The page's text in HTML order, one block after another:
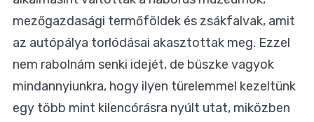
mezőgazdasági termőföldek és zsákfalvak, amit
az autópálya torlódásai akasztottak meg. Ezzel
nem rabolnám senki idejét, de büszke vagyok
mindannyiunkra, hogy ilyen türelemmel kezeltünk
egy több mint kilencórásra nyúlt utat, miközben